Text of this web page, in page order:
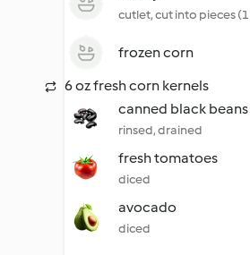
cutlet, cut into pieces (1
frozen corn
6 oz fresh corn kernels
canned black beans
rinsed, drained
fresh tomatoes
diced
avocado
diced